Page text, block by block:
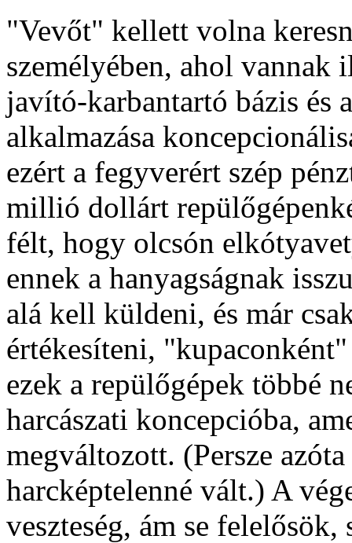
"Vevőt" kellett volna
személyében, ahol vannak
javító-karbantartó bázis és
alkalmazása
ezért a fegyverért szép
millió dollárt
félt, hogy olcsón
ennek a hanyagságnak
alá kell küldeni, és már
értékesíteni,
ezek a repülőgépek többé
harcászati koncepcióba,
megváltozott. (Persze
harcképtelenné vált.) A
veszteség, ám se